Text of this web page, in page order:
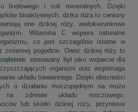
linolowego i soli mineralnych. Dzięki
bioaktywnych, dzika róża to ceniony
one dzikiej róży, wielokierunkowe
Witamina C wspiera naturalne
co jest szczególnie istotne w
zmiennej pogodzie. Owoc dzikiej róży to
, stosowany był jako wsparcie dla
organizm oraz wspomaga
układu trawiennego. Dzięki obecności
o działaniu moczopędnym na może
na zdrowie układu moczowego.
lub skórki dzikiej róży, przyniesie